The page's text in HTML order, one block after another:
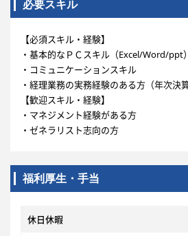
必要スキル
【必須スキル・経験】
・基本的なＰＣスキル（Excel/Word/ppt）
・コミュニケーションスキル
・経理業務の実務経験のある方（年次決算
【歓迎スキル・経験】
・マネジメント経験がある方
・ゼネラリスト志向の方
福利厚生・手当
休日休暇